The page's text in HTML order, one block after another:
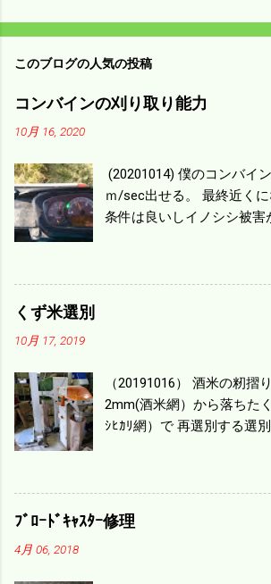
このブログの人気の投稿
コンバインの刈り取り能力
10月 16, 2020
(20201014) 僕のコンバイ
ｍ/sec出せる。 最終近く
条件は良いしイノシシ被害
ｍ/min、4.32ｋｍ/hrにな
0.864/haの作業能力がある
機の容量、籾摺りの能力
題で 今の機種で満足して
った時はまだ耕作面積が少
のがある。キャビン付き
みたいと思う。 町内では5
業する人がいる。 秋作業は
くず米選別
10月 17, 2019
（20191016） 酒米の籾摺
2mm(酒米網）から落ちた
ｼﾋｶﾘ網）で 再選別する選
ず米より2倍近い値段にな
には手間がかかるので 一
を随分前からこの方式にし
㎏を40袋したところで未熟
ﾌﾞﾛｰﾄﾞｷｬｽﾀｰ修理
4月 06, 2018